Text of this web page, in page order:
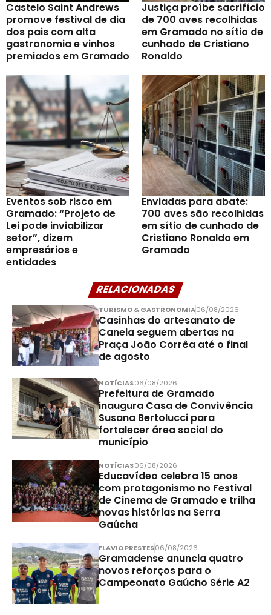
Castelo Saint Andrews
promove festival de dia
dos pais com alta
gastronomia e vinhos
premiados em Gramado
Justiça proíbe sacrifício
de 700 aves recolhidas
em Gramado no sítio de
cunhado de Cristiano
Ronaldo
Eventos sob risco em
Gramado: “Projeto de
Lei pode inviabilizar
setor”, dizem
empresários e
entidades
Enviadas para abate:
700 aves são recolhidas
em sítio de cunhado de
Cristiano Ronaldo em
Gramado
RELACIONADAS
TURISMO & GASTRONOMIA06/08/2026
Casinhas do artesanato de
Canela seguem abertas na
Praça João Corrêa até o final
de agosto
NOTÍCIAS06/08/2026
Prefeitura de Gramado
inaugura Casa de Convivência
Susana Bertolucci para
fortalecer área social do
município
NOTÍCIAS06/08/2026
Educavídeo celebra 15 anos
com protagonismo no Festival
de Cinema de Gramado e trilha
novas histórias na Serra
Gaúcha
FLAVIO PRESTES06/08/2026
Gramadense anuncia quatro
novos reforços para o
Campeonato Gaúcho Série A2